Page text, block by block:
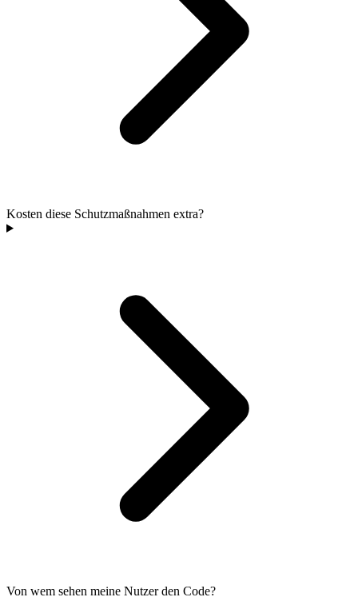
Kosten diese Schutzmaßnahmen extra?
Von wem sehen meine Nutzer den Code?